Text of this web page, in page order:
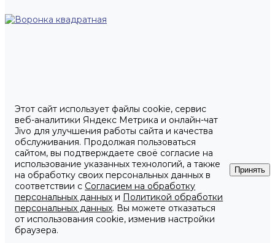
Этот сайт использует файлы cookie, сервис
веб-аналитики Яндекс Метрика и онлайн-чат
Jivo для улучшения работы сайта и качества
обслуживания. Продолжая пользоваться
сайтом, вы подтверждаете своё согласие на
использование указанных технологий, а также
на обработку своих персональных данных в
соответствии с Согласием на обработку
персональных данных и Политикой обработки
персональных данных. Вы можете отказаться
от использования cookie, изменив настройки
браузера.
Принять